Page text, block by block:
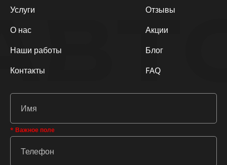
Услуги
О нас
Наши работы
Контакты
Отзывы
Акции
Блог
FAQ
* Важное поле